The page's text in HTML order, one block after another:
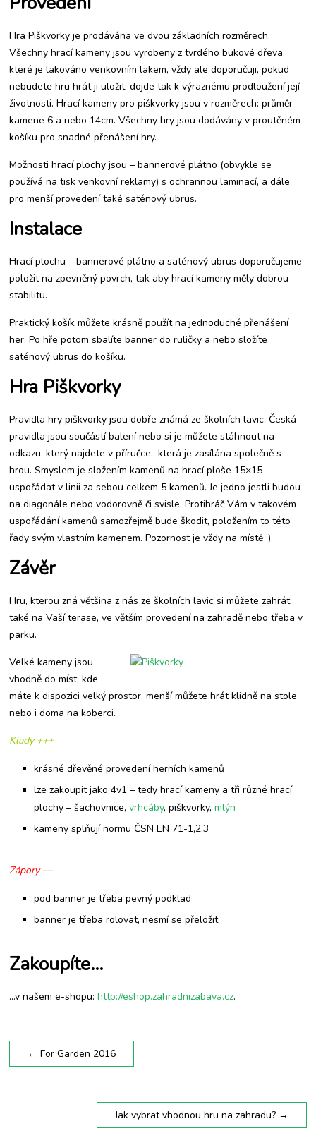
hrách
Hra Piškvorky je prodávána ve dvou základních rozměrech.
Všechny hrací kameny jsou vyrobeny z tvrdého bukové dřeva,
které je lakováno venkovním lakem, vždy ale doporučuji, pokud
nebudete hru hrát ji uložit, dojde tak k výraznému prodloužení její
životnosti. Hrací kameny pro piškvorky jsou v rozměrech: průměr
kamene 6 a nebo 14cm. Všechny hry jsou dodávány v proutěném
košíku pro snadné přenášení hry.
Možnosti hrací plochy jsou – bannerové plátno (obvykle se
používá na tisk venkovní reklamy) s ochrannou laminací, a dále
pro menší provedení také saténový ubrus.
Instalace
Hrací plochu – bannerové plátno a saténový ubrus doporučujeme
položit na zpevněný povrch, tak aby hrací kameny měly dobrou
stabilitu.
Praktický košík můžete krásně použít na jednoduché přenášení
her. Po hře potom sbalíte banner do ruličky a nebo složíte
saténový ubrus do košíku.
Hra Piškvorky
Pravidla hry piškvorky jsou dobře známá ze školních lavic. Česká
pravidla jsou součástí balení nebo si je můžete stáhnout na
odkazu, který najdete v příručce,, která je zasílána společně s
hrou. Smyslem je složením kamenů na hrací ploše 15×15
uspořádat v linii za sebou celkem 5 kamenů. Je jedno jestli budou
na diagonále nebo vodorovně či svisle. Protihráč Vám v takovém
uspořádání kamenů samozřejmě bude škodit, položením to této
řady svým vlastním kamenem. Pozornost je vždy na místě :).
Závěr
Hru, kterou zná většina z nás ze školních lavic si můžete zahrát
také na Vaší terase, ve větším provedení na zahradě nebo třeba v
parku.
Velké kameny jsou
vhodně do míst, kde
máte k dispozici velký prostor, menší můžete hrát klidně na stole
nebo i doma na koberci.
Klady +++
krásné dřevěné provedení herních kamenů
lze zakoupit jako 4v1 – tedy hrací kameny a tři různé hrací
plochy – šachovnice,vrhcáby, piškvorky,mlýn
kameny splňují normu ČSN EN 71-1,2,3
Zápory —
pod banner je třeba pevný podklad
banner je třeba rolovat, nesmí se přeložit
Zakoupíte…
…v našem e-shopu:http://eshop.zahradnizabava.cz.
← For Garden 2016
Jak vybrat vhodnou hru na zahradu? →